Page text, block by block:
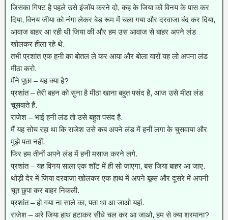
जिसका गिफ्ट है पहले उसे इंजॉय करने दो, कह के जिया को विनय के पास कर
दिया, विनय जीया को नंगा लेकर बेड रूम में चला गया और दरवाजा बंद कर दिया,
आवाज बाहर आ रही थी जिया की और हम उस आवाज से बाहर अपने लंड
खोलकर हीला रहे थे.
तभी प्रशांत एक हनी का बोतल ले कर आया और बोला यारों यह लो अपना लंड
मीठा करो.
मैंने पूछा – यह क्या है?
प्रशांत – तेरी बहन को सुना है मीठा खाना बहुत पसंद है, आज उसे मीठा लंड
चूसवाते हैं.
राजेश – भाई हनी लंड तो उसे बहुत पसंद है.
मैं यह सोच रहा था कि राजेश उसे कब अपने लंड में हनी लगा के चुसवाया और
मुझे पता नहीं.
फिर हम तीनों अपने लंड में हनी मसाज करने लगे.
प्रशांत – यह विनय साला एक शॉट में ही सो जाएगा, बस जिया बाहर आ जाए.
थोड़ी देर में जिया दरवाजा खोलकर एक हाथ में अपने बूब्स और दूसरे में अपनी
चूत छुपा कर बाहर निकली.
प्रशांत – हो गया ना साले का, पता था आ जाओ यहां.
राजेश – अरे जिया हाथ हटाकर सीधे चल कर आ जाओ, हम से क्या शरमाना?